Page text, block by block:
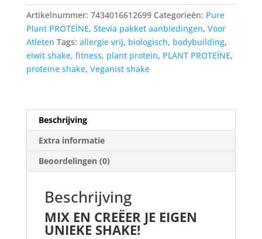
Vanilla
1000G
+
Drops
50ML
aantal
Artikelnummer: 7434016612699 Categorieën: Pure
Plant PROTEÏNE, Stevia pakket aanbiedingen, Voor
Atleten Tags: allergie vrij, biologisch, bodybuilding,
eiwit shake, fitness, plant protein, PLANT PROTEÏNE,
proteine shake, Veganist shake
Beschrijving
Extra informatie
Beoordelingen (0)
Beschrijving
MIX EN CREËER JE EIGEN
UNIEKE SHAKE!